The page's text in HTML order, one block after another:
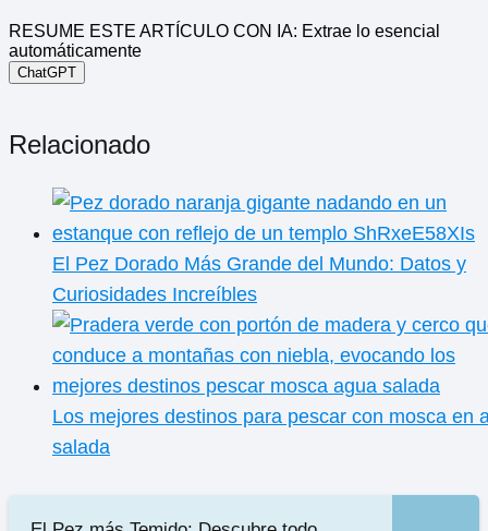
RESUME ESTE ARTÍCULO CON IA: Extrae lo esencial
automáticamente
ChatGPT
Relacionado
El Pez Dorado Más Grande del Mundo: Datos y
Curiosidades Increíbles
Los mejores destinos para pescar con mosca en
salada